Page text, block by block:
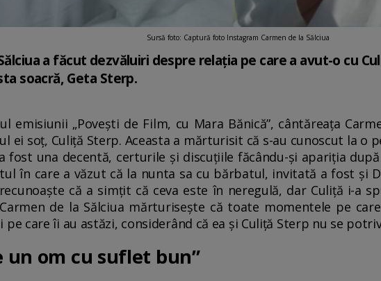
Sursă foto: Captură foto Instagram Carmen de la Sălciua
a făcut dezvăluiri despre relația pe care a avut-o cu
soacră, Geta Sterp.
emisiunii „Povești de Film, cu Mara Bănică”, cântăreața
ei soț, Culiță Sterp. Aceasta a mărturisit că s-au cunoscut la o
fost una decentă, certurile și discuțiile făcându-și apariția
în care a văzut că la nunta sa cu bărbatul, invitată a fost și
că a simțit că ceva este în neregulă, dar Culiță i-a
de la Sălciua mărturisește că toate momentele pe
pe care îi au astăzi, considerând că ea și Culiță Sterp nu se
un om cu suflet bun”